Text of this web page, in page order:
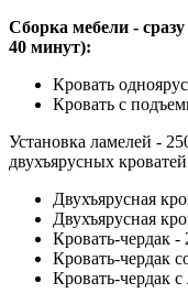
Сборка мебели -
40 минут):
Кровать
Кровать с
Установка ламелей -
двухъярусных
Двухъярусная
Двухъярусная
Кровать-чердак -
Кровать-чердак
Кровать-чердак